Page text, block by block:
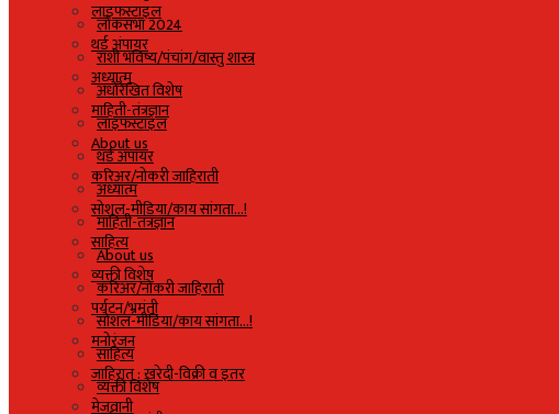
लाइफस्टाइल
थर्ड अंपायर
अध्यात्म
माहिती-तंत्रज्ञान
About us
करिअर/नोकरी जाहिराती
सोशल-मीडिया/काय सांगता…!
साहित्य
व्यक्ती विशेष
पर्यटन/भ्रमंती
मनोरंजन
जाहिरात : खरेदी-विक्री व इतर
मेजवानी
लोकसभा 2024
राशी भविष्य/पंचांग/वास्तु शास्त्र
अधोरेखित विशेष
लाइफस्टाइल
थर्ड अंपायर
अध्यात्म
माहिती-तंत्रज्ञान
About us
करिअर/नोकरी जाहिराती
सोशल-मीडिया/काय सांगता…!
साहित्य
व्यक्ती विशेष